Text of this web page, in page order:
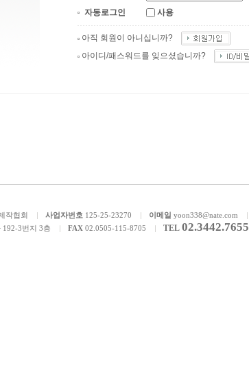
자동로그인
사용
아직 회원이 아니십니까?
아이디/패스워드를 잊으셨습니까?
작협회 사업자번호 125-25-23270 이메일 yoon338@nate.com
3번지 3층 FAX02.0505-115-8705 TEL 02.3442.7655